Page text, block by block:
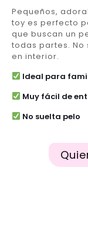
Pequeños,
toy es perfecto
que buscan un
todas partes. No
en interior.
Ideal para
Muy fácil de
No suelta pelo